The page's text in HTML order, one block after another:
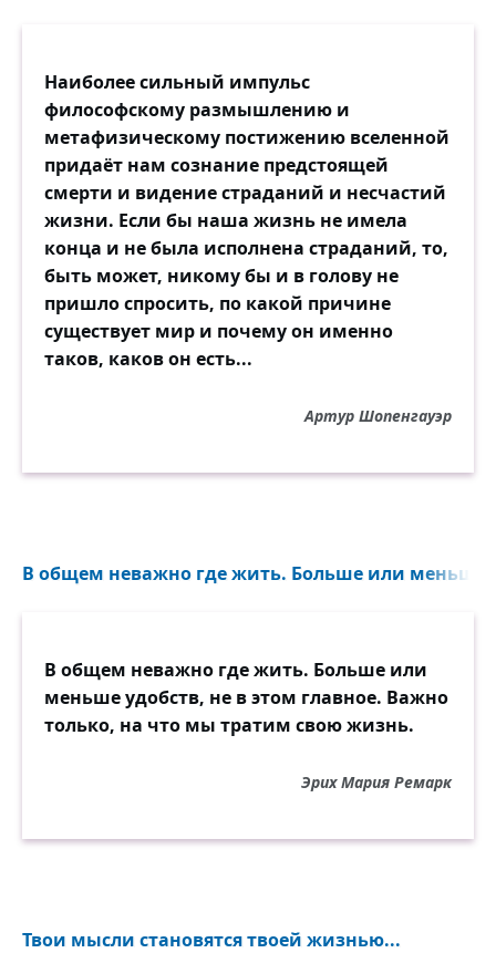
Наиболее сильный импульс
философскому размышлению и
метафизическому постижению вселенной
придаёт нам сознание предстоящей
смерти и видение страданий и несчастий
жизни. Если бы наша жизнь не имела
конца и не была исполнена страданий, то,
быть может, никому бы и в голову не
пришло спросить, по какой причине
существует мир и почему он именно
таков, каков он есть...
Артур Шопенгауэр
В общем неважно где жить. Больше или меньше
В общем неважно где жить. Больше или
меньше удобств, не в этом главное. Важно
только, на что мы тратим свою жизнь.
Эрих Мария Ремарк
Твои мысли становятся твоей жизнью...